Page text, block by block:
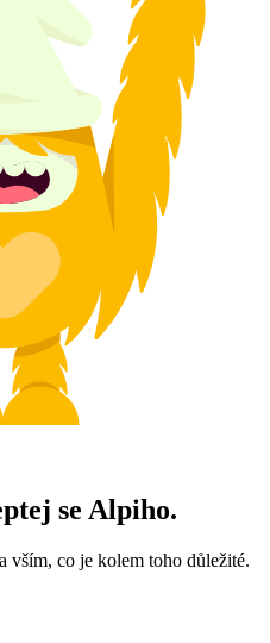
se Alpiho.
vším, co je kolem toho důležité.